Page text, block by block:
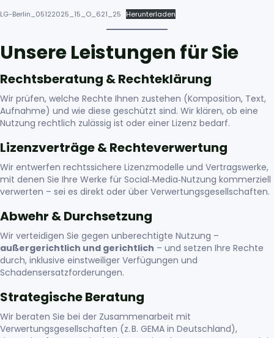
LG-Berlin_05122025_15_O_621_25 Herunterladen
Unsere Leistungen für Sie
Rechtsberatung & Rechteklärung
Wir prüfen, welche Rechte Ihnen zustehen (Komposition, Text,
Aufnahme) und wie diese geschützt sind. Wir klären, ob eine
Nutzung rechtlich zulässig ist oder einer Lizenz bedarf.
Lizenzverträge & Rechteverwertung
Wir entwerfen rechtssichere Lizenzmodelle und Vertragswerke,
mit denen Sie Ihre Werke für Social‑Media‑Nutzung kommerziell
verwerten – sei es direkt oder über Verwertungsgesellschaften.
Abwehr & Durchsetzung
Wir verteidigen Sie gegen unberechtigte Nutzung –
außergerichtlich und gerichtlich – und setzen Ihre Rechte
durch, inklusive einstweiliger Verfügungen und
Schadensersatzforderungen.
Strategische Beratung
Wir beraten Sie bei der Zusammenarbeit mit
Verwertungsgesellschaften (z. B. GEMA in Deutschland),